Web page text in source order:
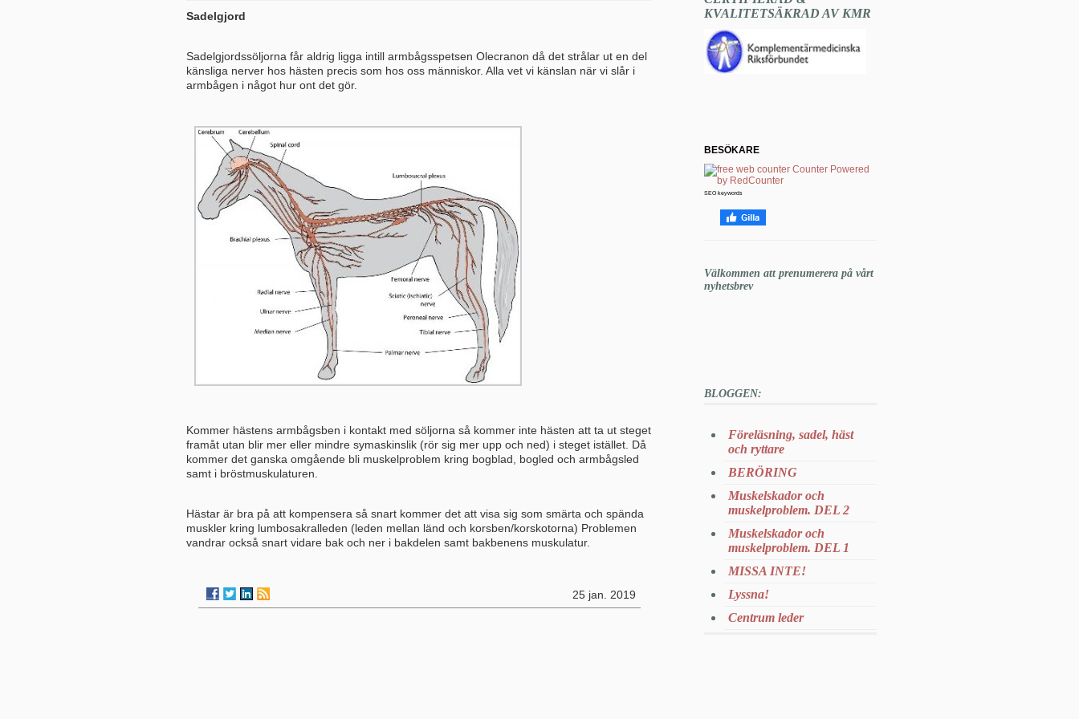
Sadelgjord
Sadelgjordssöljorna får aldrig ligga intill armbågsspetsen Olecranon då det strålar ut en del
känsliga nerver hos hästen precis som hos oss människor. Alla vet vi känslan när vi slår i
armbågen i något hur ont det gör.
Kommer hästens armbågsben i kontakt med söljorna så kommer inte hästen att ta ut steget
framåt utan blir mer eller mindre symaskinslik (rör sig mer upp och ned) i steget istället. Då
kommer det ganska omgående bli muskelproblem kring bogblad, bogled och armbågsled
samt i bröstmuskulaturen.
Hästar är bra på att kompensera så snart kommer det att visa sig som smärta och spända
muskler kring lumbosakralleden (leden mellan länd och korsben/korskotorna) Problemen
vandrar också snart vidare bak och ner i bakdelen samt bakbenens muskulatur.
25 jan. 2019
KVALITETSÄKRAD AV KMR
BESÖKARE
SEO keywords
Välkommen att prenumerera på vårt
nyhetsbrev
BLOGGEN:
Föreläsning, sadel, häst
och ryttare
BERÖRING
Muskelskador och
muskelproblem. DEL 2
Muskelskador och
muskelproblem. DEL 1
MISSA INTE!
Lyssna!
Centrum leder